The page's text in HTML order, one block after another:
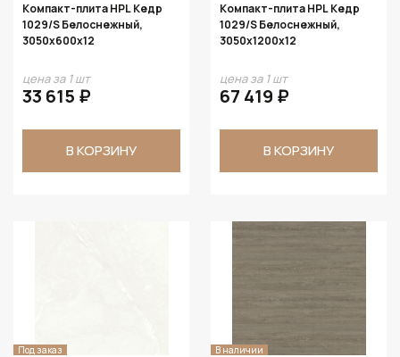
Компакт-плита HPL Кедр
1029/S Белоснежный,
3050х600х12
цена за 1 шт
33 615 ₽
В КОРЗИНУ
Компакт-плита HPL Кедр
1029/S Белоснежный,
3050х1200х12
цена за 1 шт
67 419 ₽
В КОРЗИНУ
Под заказ В наличии